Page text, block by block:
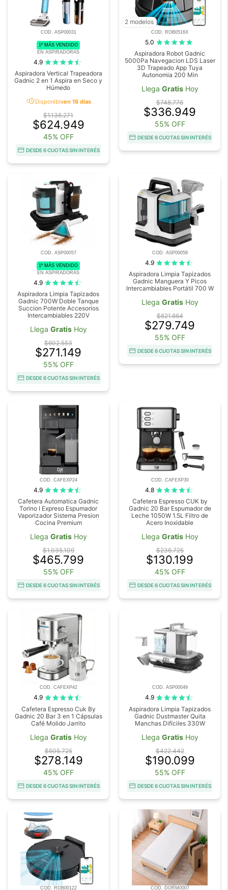
COD. ASP00031
1º MÁS VENDIDO
EN ASPIRADORAS
4.9
Aspiradora Vertical Trapeadora
Gadnic 2 en 1 Aspira en Seco y
Húmedo
acuteDisponibleen 16 días
$1.136.271
$624.949
45% OFF
DESDE 6 CUOTAS SIN INTERÉS
2 modelos
COD. ROB0516X
5.0
Aspiradora Robot Gadnic
5000Pa Navegacion LDS Laser
3D Trapeado App Tuya
Autonomia 200 Min
Llega GratisHoy
$748.776
$336.949
55% OFF
DESDE 6 CUOTAS SIN INTERÉS
COD. ASP00057
1º MÁS VENDIDO
EN ASPIRADORAS
4.9
Aspiradora Limpia Tapizados
Gadnic 700W Doble Tanque
Succion Potente Accesorios
Intercambiables 220V
Llega GratisHoy
$602.553
$271.149
55% OFF
DESDE 6 CUOTAS SIN INTERÉS
COD. ASP00058
4.9
Aspiradora Limpia Tapizados
Gadnic Manguera Y Picos
Intercambiables Portátil 700 W
Llega GratisHoy
$621.664
$279.749
55% OFF
DESDE 6 CUOTAS SIN INTERÉS
COD. CAFEXP24
4.9
Cafetera Automatica Gadnic
Torino I Expreso Espumador
Vaporizador Sistema Presion
Cocina Premium
Llega GratisHoy
$1.035.109
$465.799
55% OFF
DESDE 6 CUOTAS SIN INTERÉS
COD. CAFEXP30
4.8
Cafetera Espresso CUK by
Gadnic 20 Bar Espumador de
Leche 1050W 1.5L Filtro de
Acero Inoxidable
Llega GratisHoy
$236.725
$130.199
45% OFF
DESDE 6 CUOTAS SIN INTERÉS
COD. CAFEXP42
4.9
Cafetera Espresso Cuk By
Gadnic 20 Bar 3 en 1 Cápsulas
Café Molido Jarrito
Llega GratisHoy
$505.725
$278.149
45% OFF
DESDE 6 CUOTAS SIN INTERÉS
COD. ASP00049
4.9
Aspiradora Limpia Tapizados
Gadnic Dustmaster Quita
Manchas Difíciles 330W
Llega GratisHoy
$422.442
$190.099
55% OFF
DESDE 6 CUOTAS SIN INTERÉS
COD. ROB00122 COD. DORM0007